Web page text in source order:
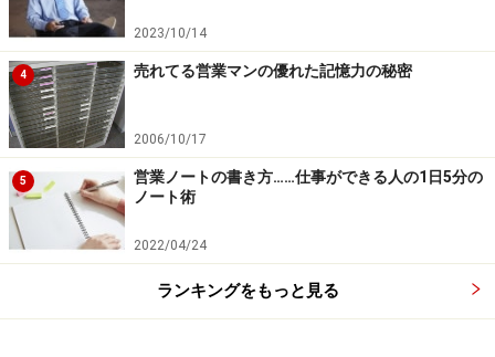
て、葉書、ペン、住所録等を携帯されていて、隙間時
間、つまり待ち時間などにさらさらと書かれているのだ
と思います。短く書くためのテクニックとして、私が知
る筆まめ社長は絵葉書を使われています。理由は明白。
絵葉書だと、必然的に記入スペースが少ないので短文で
も違和感がありませんよね。
お礼状をビジネスに活かすポイント3：
SENSE～気の利いたもの
2023/10/14
4 売れてる営業マンの優れた記憶力の秘密
2006/10/17
5
営業ノートの書き方……仕事ができる人の1日5分の
ノート術
2022/04/24
ランキングをもっと見る